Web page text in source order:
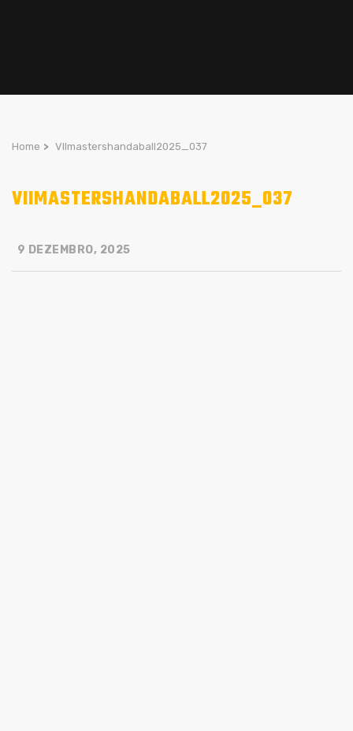
Home > VIImastershandaball2025_037
VIIMASTERSHANDABALL2025_037
9 DEZEMBRO, 2025